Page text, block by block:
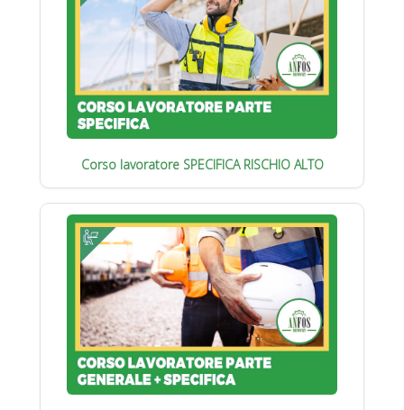
Corso lavoratore SPECIFICA RISCHIO ALTO